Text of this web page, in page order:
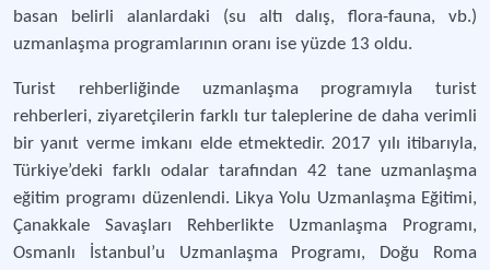
basan belirli alanlardaki (su altı dalış, flora-fauna, vb.)
uzmanlaşma programlarının oranı ise yüzde 13 oldu.
Turist rehberliğinde uzmanlaşma programıyla turist
rehberleri, ziyaretçilerin farklı tur taleplerine de daha verimli
bir yanıt verme imkanı elde etmektedir. 2017 yılı itibarıyla,
Türkiye’deki farklı odalar tarafından 42 tane uzmanlaşma
eğitim programı düzenlendi. Likya Yolu Uzmanlaşma Eğitimi,
Çanakkale Savaşları Rehberlikte Uzmanlaşma Programı,
Osmanlı İstanbul’u Uzmanlaşma Programı, Doğu Roma